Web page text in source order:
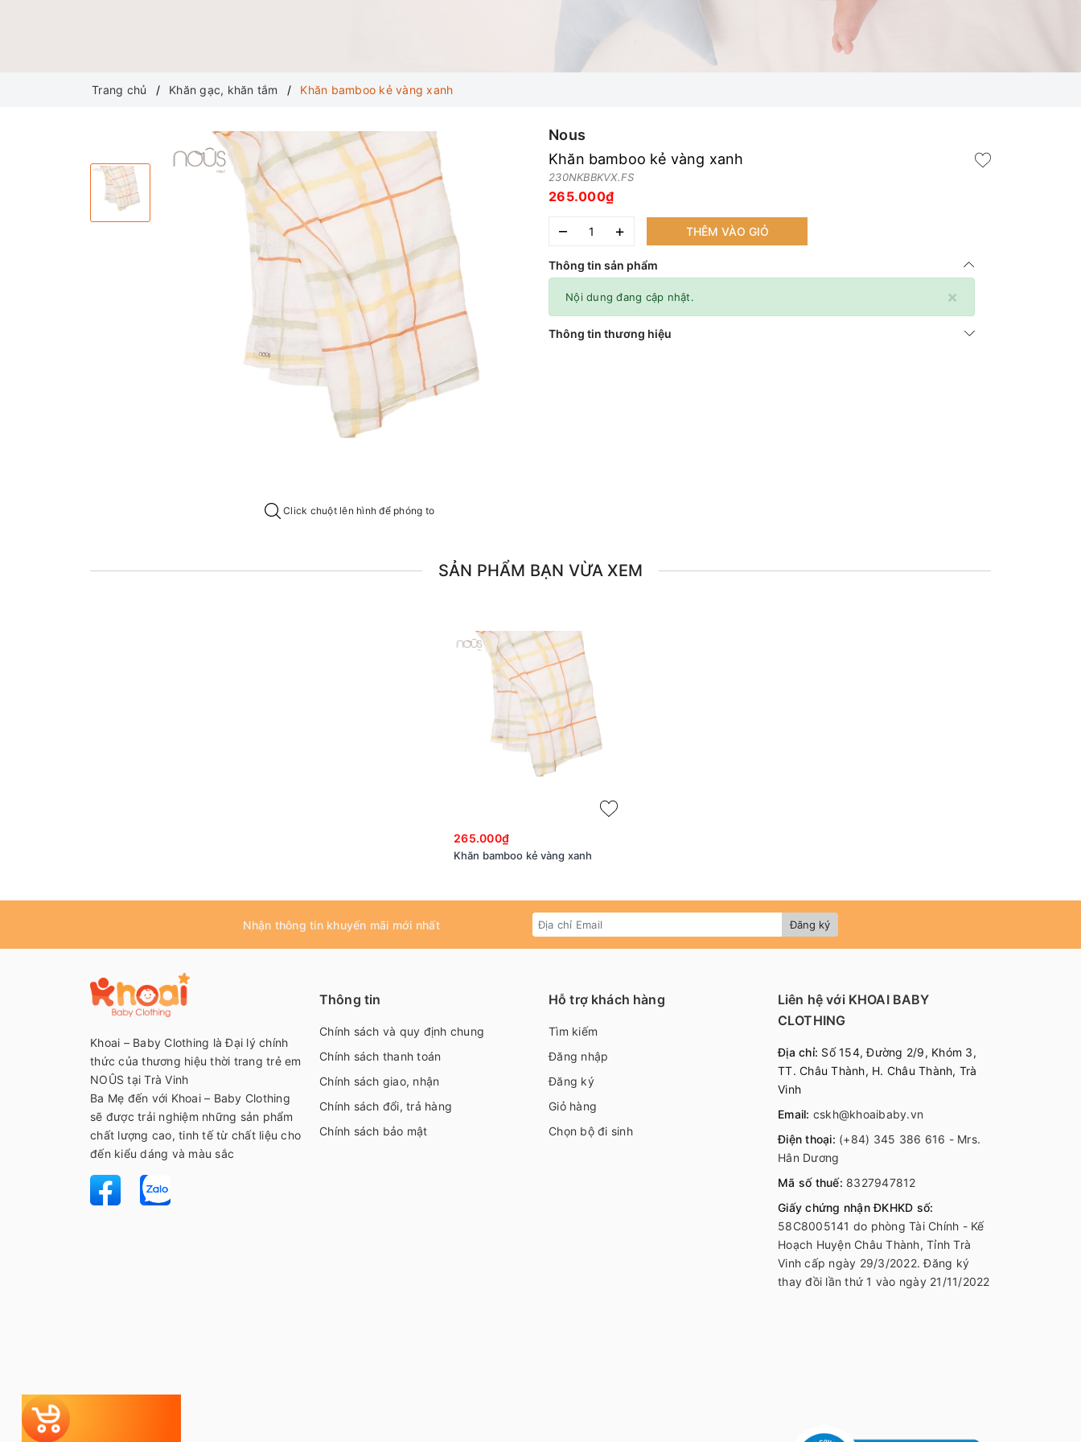
Trang chủ Khăn gạc, khăn tắm Khăn bamboo kẻ vàng xanh
Click chuột lên hình để phóng to
Nous
Khăn bamboo kẻ vàng xanh
230NKBBKVX.FS
265.000₫
– + THÊM VÀO GIỎ
Thông tin sản phẩm
×
Nội dung đang cập nhật.
Thông tin thương hiệu
SẢN PHẨM BẠN VỪA XEM
265.000₫
Khăn bamboo kẻ vàng xanh
Nhận thông tin khuyến mãi mới nhất Đăng ký
Khoai – Baby Clothing là Đại lý chính
thức của thương hiệu thời trang trẻ em
NOÛS tại Trà Vinh
Ba Mẹ đến với Khoai – Baby Clothing
sẽ được trải nghiệm những sản phẩm
chất lượng cao, tinh tế từ chất liệu cho
đến kiểu dáng và màu sắc
Thông tin
Chính sách và quy định chung
Chính sách thanh toán
Chính sách giao, nhận
Chính sách đổi, trả hàng
Chính sách bảo mật
Hỗ trợ khách hàng
Tìm kiếm
Đăng nhập
Đăng ký
Giỏ hàng
Chọn bộ đi sinh
Liên hệ với KHOAI BABY
CLOTHING
Địa chỉ: Số 154, Đường 2/9, Khóm 3,
TT. Châu Thành, H. Châu Thành, Trà
Vinh
Email: cskh@khoaibaby.vn
Điện thoại: (+84) 345 386 616 - Mrs.
Hân Dương
Mã số thuế: 8327947812
Giấy chứng nhận ĐKHKD số:
58C8005141 do phòng Tài Chính - Kế
Hoạch Huyện Châu Thành, Tỉnh Trà
Vinh cấp ngày 29/3/2022. Đăng ký
thay đồi lần thứ 1 vào ngày 21/11/2022